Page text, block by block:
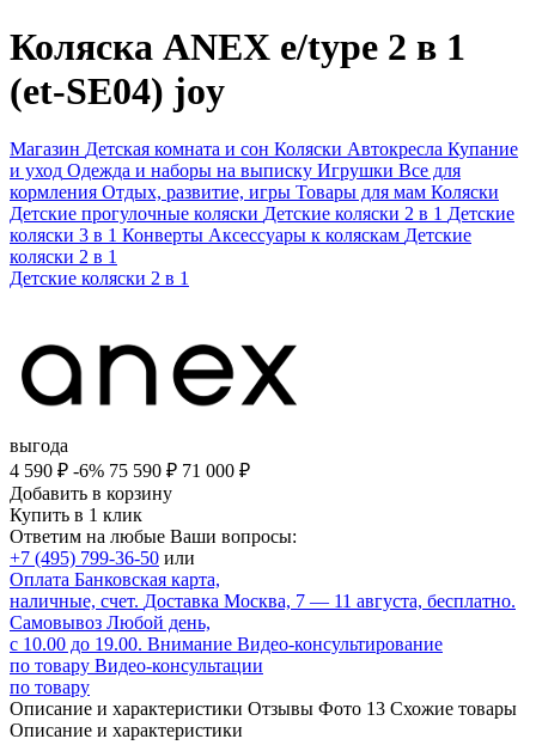
Коляска ANEX e/type 2 в 1
(et-SE04) joy
Магазин Детская комната и сон Коляски Автокресла Купание
и уход Одежда и наборы на выписку Игрушки Все для
кормления Отдых, развитие, игры Товары для мам Коляски
Детские прогулочные коляски Детские коляски 2 в 1 Детские
коляски 3 в 1 Конверты Аксессуары к коляскам Детские
коляски 2 в 1
Детские коляски 2 в 1
выгода
4 590 ₽ -6% 75 590 ₽ 71 000 ₽
Добавить в корзину
Купить в 1 клик
Ответим на любые Ваши вопросы:
+7 (495) 799-36-50 или
Оплата Банковская карта,
наличные, счет. Доставка Москва, 7 — 11 августа, бесплатно.
Самовывоз Любой день,
с 10.00 до 19.00. Внимание Видео-консультирование
по товару Видео-консультации
по товару
Описание и характеристики Отзывы Фото 13 Схожие товары
Описание и характеристики